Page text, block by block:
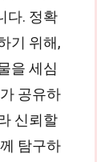
다. 정확
기 위해,
을 세심
공유하
신뢰할
탐구하